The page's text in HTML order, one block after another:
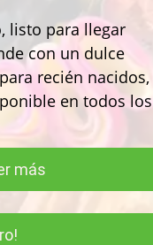
listo para llegar
con un dulce
recién nacidos,
en todos los
más